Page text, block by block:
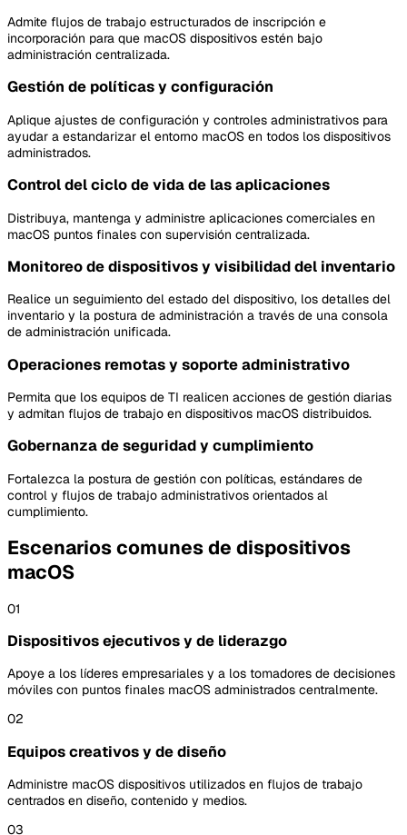
Admite flujos de trabajo estructurados de inscripción e
incorporación para que macOS dispositivos estén bajo
administración centralizada.
Gestión de políticas y configuración
Aplique ajustes de configuración y controles administrativos para
ayudar a estandarizar el entorno macOS en todos los dispositivos
administrados.
Control del ciclo de vida de las aplicaciones
Distribuya, mantenga y administre aplicaciones comerciales en
macOS puntos finales con supervisión centralizada.
Monitoreo de dispositivos y visibilidad del inventario
Realice un seguimiento del estado del dispositivo, los detalles del
inventario y la postura de administración a través de una consola
de administración unificada.
Operaciones remotas y soporte administrativo
Permita que los equipos de TI realicen acciones de gestión diarias
y admitan flujos de trabajo en dispositivos macOS distribuidos.
Gobernanza de seguridad y cumplimiento
Fortalezca la postura de gestión con políticas, estándares de
control y flujos de trabajo administrativos orientados al
cumplimiento.
Escenarios comunes de dispositivos
macOS
01
Dispositivos ejecutivos y de liderazgo
Apoye a los líderes empresariales y a los tomadores de decisiones
móviles con puntos finales macOS administrados centralmente.
02
Equipos creativos y de diseño
Administre macOS dispositivos utilizados en flujos de trabajo
centrados en diseño, contenido y medios.
03